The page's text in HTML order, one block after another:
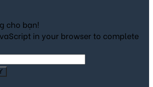
cho bạn!
in your browser to complete